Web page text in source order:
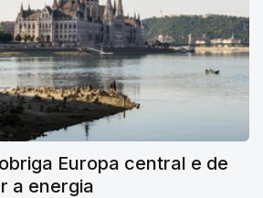
Europa central e de
a energia